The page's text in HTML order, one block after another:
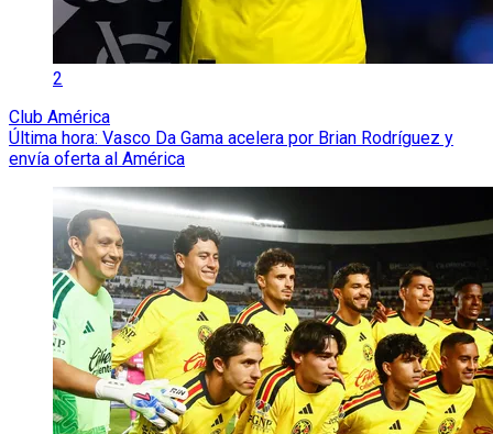
2
Club América
Última hora: Vasco Da Gama acelera por Brian Rodríguez y
envía oferta al América